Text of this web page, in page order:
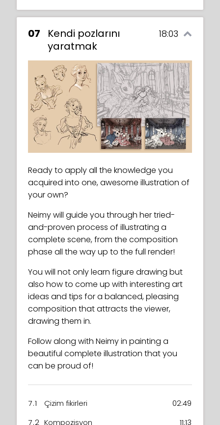
07
Kendi pozlarını
yaratmak
18:03
Ready to apply all the knowledge you
acquired into one, awesome illustration of
your own?
Neimy will guide you through her tried-
and-proven process of illustrating a
complete scene, from the composition
phase all the way up to the full render!
You will not only learn figure drawing but
also how to come up with interesting art
ideas and tips for a balanced, pleasing
composition that attracts the viewer,
drawing them in.
Follow along with Neimy in painting a
beautiful complete illustration that you
can be proud of!
7.1 Çizim fikirleri
02:49
7.2 Kompozisyon 11:13